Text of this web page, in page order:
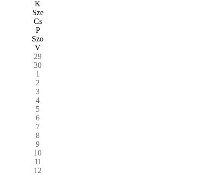
K
Sze
Cs
P
Szo
V
29
30
1
2
3
4
5
6
7
8
9
10
11
12